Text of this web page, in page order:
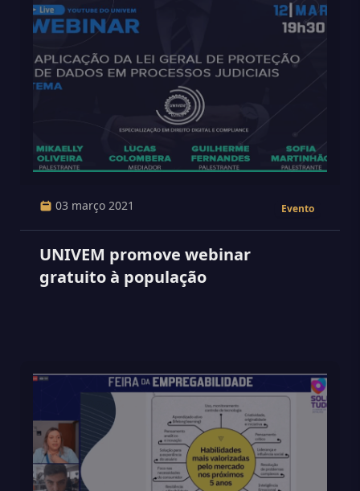
03 março 2021 Evento
UNIVEM promove webinar
gratuito à população